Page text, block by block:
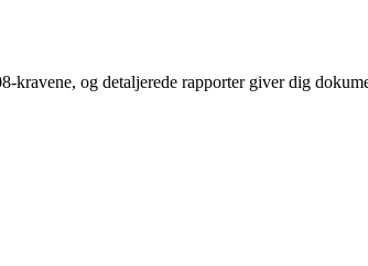
og detaljerede rapporter giver dig